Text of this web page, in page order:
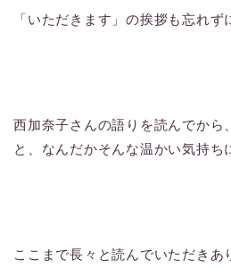
「いただきます」の挨拶も忘れず
西加奈子さんの語りを読んでから
と、なんだかそんな温かい気持ち
ここまで長々と読んでいただきあ